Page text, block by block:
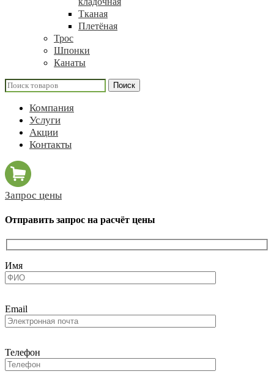
Тканая
Плетёная
Трос
Шпонки
Канаты
Поиск
Компания
Услуги
Акции
Контакты
Запрос цены
Отправить запрос на расчёт цены
Имя
Email
Телефон